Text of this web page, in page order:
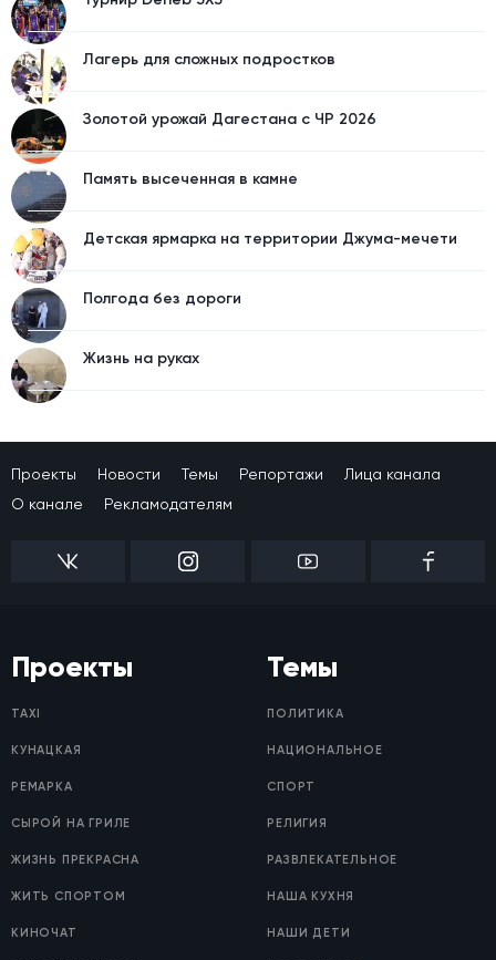
Лагерь для сложных подростков
Золотой урожай Дагестана с ЧР 2026
Память высеченная в камне
Детская ярмарка на территории Джума-мечети
Полгода без дороги
Жизнь на руках
Проекты Новости Темы Репортажи
Лица канала
О канале
Рекламодателям
Проекты
TAXI
КУНАЦКАЯ
РЕМАРКА
СЫРОЙ НА ГРИЛЕ
ЖИЗНЬ ПРЕКРАСНА
ЖИТЬ СПОРТОМ
КИНОЧАТ
Темы
ПОЛИТИКА
НАЦИОНАЛЬНОЕ
СПОРТ
РЕЛИГИЯ
РАЗВЛЕКАТЕЛЬНОЕ
НАША КУХНЯ
НАШИ ДЕТИ